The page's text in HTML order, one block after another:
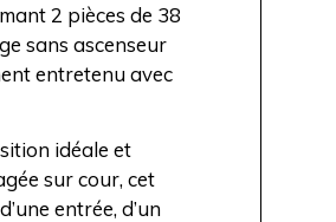
2 pièces de 38
sans ascenseur
entretenu avec
idéale et
sur cour, cet
entrée, d’un